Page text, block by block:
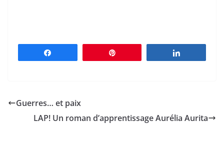
Guerres… et paix
LAP! Un roman d’apprentissage Aurélia Aurita